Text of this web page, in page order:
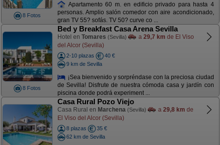
8 Fotos
Apartamento 60 m. en edificio privado para hasta 4
personas. Amplio salón comedor con aire acondicionado,
gran TV 55? sofás. TV 50? curve co ...
8 Fotos
Bed y Breakfast Casa Arena Sevilla
Hotel en Tomares (Sevilla) a 29,7 km de El Viso
del Alcor (Sevilla)
2-10 plazas
40 €
9 km de Sevilla
¡Sea bienvenido y sorpréndase con la preciosa ciudad
de Sevilla! Disfrute de nuestra cómoda casa y jardín con
piscina donde podrá experiment ...
Casa Rural Pozo Viejo
Casa Rural en Marchena (Sevilla) a 29,8 km de
El Viso del Alcor (Sevilla)
8 plazas
35 €
62 km de Sevilla